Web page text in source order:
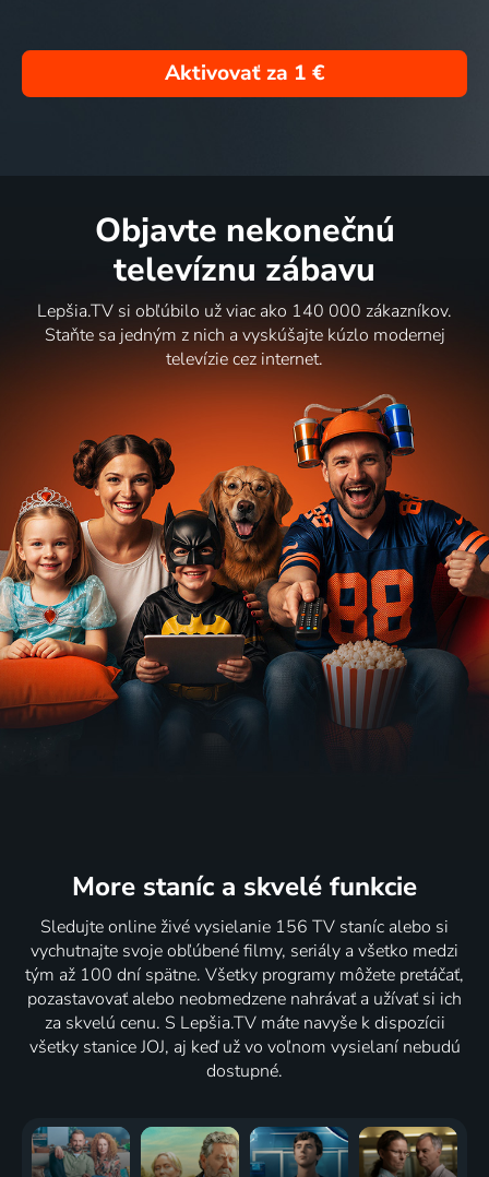
Aktivovať za 1 €
Objavte nekonečnú
televíznu zábavu
Lepšia.TV si obľúbilo už viac ako 140 000 zákazníkov.
Staňte sa jedným z nich a vyskúšajte kúzlo modernej
televízie cez internet.
More staníc a skvelé funkcie
Sledujte online živé vysielanie 156 TV staníc alebo si
vychutnajte svoje obľúbené filmy, seriály a všetko medzi
tým až 100 dní spätne. Všetky programy môžete pretáčať,
pozastavovať alebo neobmedzene nahrávať a užívať si ich
za skvelú cenu. S Lepšia.TV máte navyše k dispozícii
všetky stanice JOJ, aj keď už vo voľnom vysielaní nebudú
dostupné.